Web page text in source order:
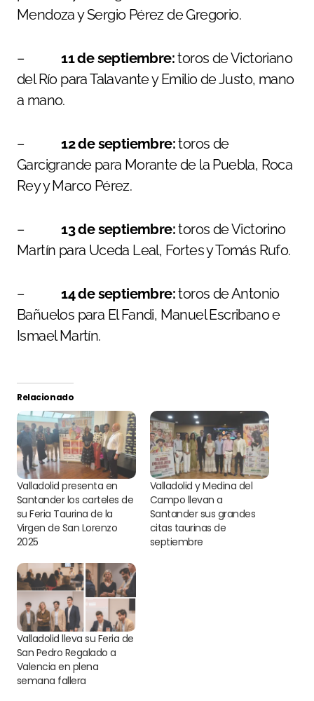
Mendoza y Sergio Pérez de Gregorio.
–11 de septiembre:toros de Victoriano
del Río para Talavante y Emilio de Justo, mano
a mano.
– 12 de septiembre:toros de
Garcigrande para Morante de la Puebla, Roca
Rey y Marco Pérez.
– 13 de septiembre:toros de Victorino
Martín para Uceda Leal, Fortes y Tomás Rufo.
–14 de septiembre:toros de Antonio
Bañuelos para El Fandi, Manuel Escribano e
Ismael Martín.
Relacionado
Valladolid presenta en
Santander los carteles de
su Feria Taurina de la
Virgen de San Lorenzo
2025
Valladolid y Medina del
Campo llevan a
Santander sus grandes
citas taurinas de
septiembre
Valladolid lleva su Feria de
San Pedro Regalado a
Valencia en plena
semana fallera